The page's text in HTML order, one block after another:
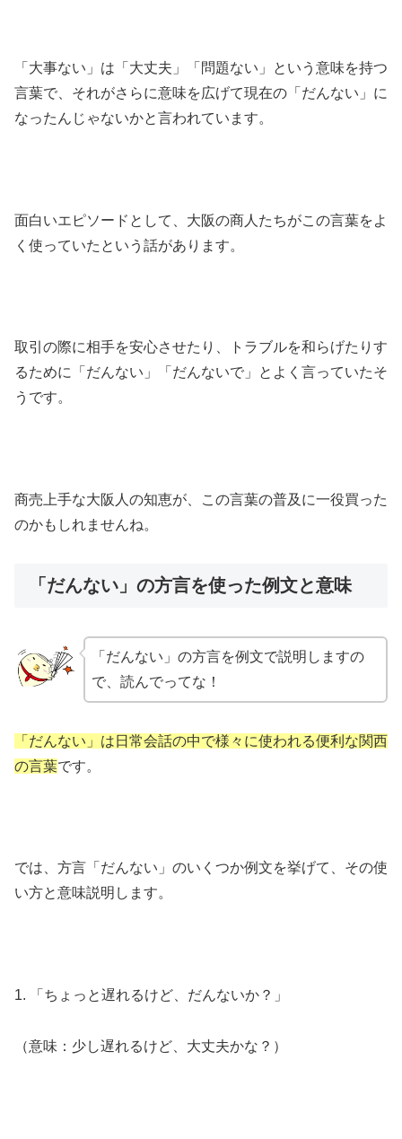
「大事ない」は「大丈夫」「問題ない」という意味を持つ
言葉で、それがさらに意味を広げて現在の「だんない」に
なったんじゃないかと言われています。
面白いエピソードとして、大阪の商人たちがこの言葉をよ
く使っていたという話があります。
取引の際に相手を安心させたり、トラブルを和らげたりす
るために「だんない」「だんないで」とよく言っていたそ
うです。
商売上手な大阪人の知恵が、この言葉の普及に一役買った
のかもしれませんね。
「だんない」の方言を使った例文と意味
「だんない」の方言を例文で説明しますの
で、読んでってな！
「だんない」は日常会話の中で様々に使われる便利な関西
の言葉です。
では、方言「だんない」のいくつか例文を挙げて、その使
い方と意味説明します。
1. 「ちょっと遅れるけど、だんないか？」
（意味：少し遅れるけど、大丈夫かな？）